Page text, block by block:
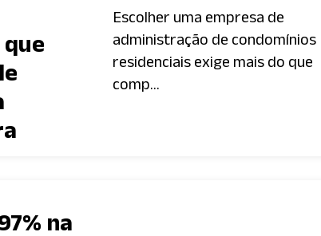
que
Escolher uma empresa de
administração de condomínios
residenciais exige mais do que
comp...
na